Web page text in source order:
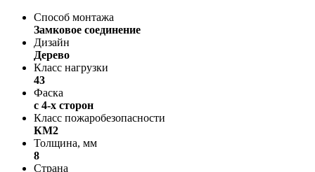
Способ монтажа
Замковое соединение
Дизайн
Дерево
Класс нагрузки
43
Фаска
с 4-х сторон
Класс пожаробезопасности
КМ2
Толщина, мм
8
Страна